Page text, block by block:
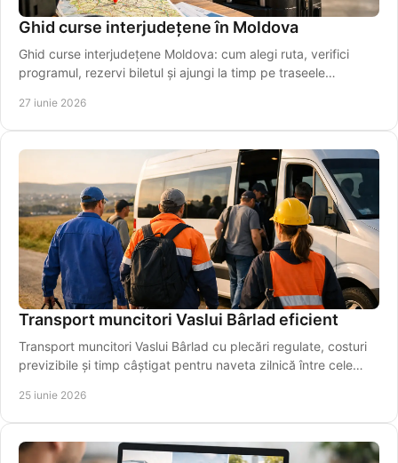
Ghid curse interjudețene în Moldova
Ghid curse interjudețene Moldova: cum alegi ruta, verifici
programul, rezervi biletul și ajungi la timp pe traseele
27 iunie 2026
Transport muncitori Vaslui Bârlad eficient
Transport muncitori Vaslui Bârlad cu plecări regulate, costuri
previzibile și timp câștigat pentru naveta zilnică între cele
25 iunie 2026